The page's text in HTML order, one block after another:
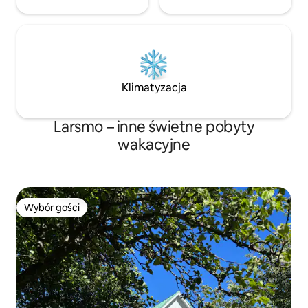
Klimatyzacja
Larsmo – inne świetne pobyty
wakacyjne
Wybór gości
Wybór gości